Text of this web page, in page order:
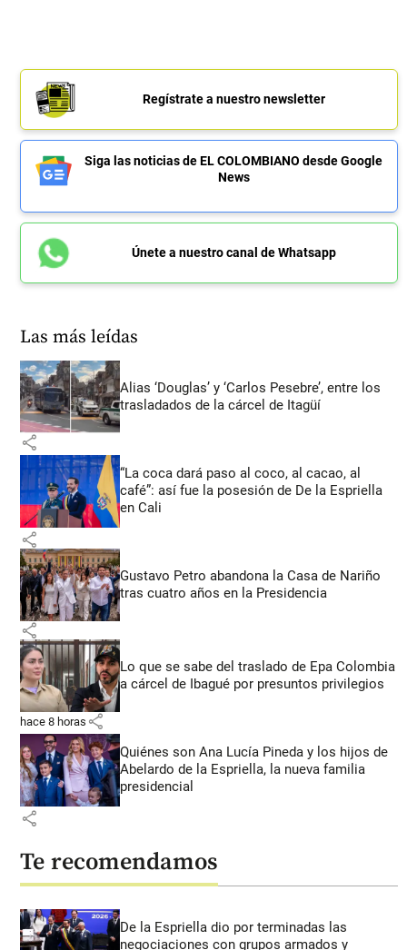
Regístrate a nuestro newsletter
Siga las noticias de EL COLOMBIANO desde Google
News
Únete a nuestro canal de Whatsapp
Las más leídas
Alias ‘Douglas’ y ‘Carlos Pesebre’, entre los
trasladados de la cárcel de Itagüí
share
“La coca dará paso al coco, al cacao, al
café”: así fue la posesión de De la Espriella
en Cali
share
Gustavo Petro abandona la Casa de Nariño
tras cuatro años en la Presidencia
share
Lo que se sabe del traslado de Epa Colombia
a cárcel de Ibagué por presuntos privilegios
hace 8 horas share
Quiénes son Ana Lucía Pineda y los hijos de
Abelardo de la Espriella, la nueva familia
presidencial
share
Te recomendamos
De la Espriella dio por terminadas las
negociaciones con grupos armados y